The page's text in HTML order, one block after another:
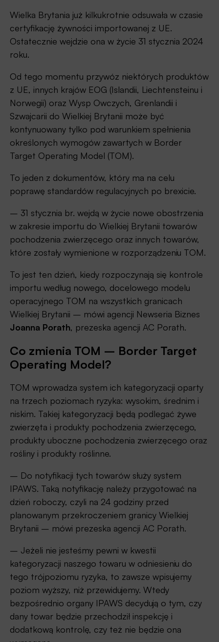
Wielka Brytania już kilkukrotnie odsuwała w czasie
certyfikację żywności importowanej z UE.
Ostatecznie wejdzie ona w życie 31 stycznia 2024
roku.
Od tego momentu przywóz niektórych produktów
z UE, innych krajów EOG (Islandii, Liechtensteinu i
Norwegii) oraz Wysp Owczych, Grenlandii i
Szwajcarii do Wielkiej Brytanii może być
kontynuowany tylko pod warunkiem spełnienia
określonych wymogów zawartych w Border
Target Operating Model (TOM).
To jeden z dokumentów, który ma na celu
poprawę standardów regulacyjnych po brexicie.
– 31 stycznia br. wejdą w życie nowe obostrzenia
w zakresie importu do Wielkiej Brytanii towarów
pochodzenia zwierzęcego oraz innych towarów,
które zostały wymienione w rozporządzeniu TOM.
To jest ten dzień, kiedy rozpoczynają się kontrole
importu według nowego, docelowego modelu
operacyjnego TOM na wszystkich granicach
Wielkiej Brytanii – mówi agencji Newseria Biznes
Joanna Porath, prezeska agencji AC Porath.
Co zmienia TOM – Border Target
Operating Model?
TOM wprowadza system ich kategoryzacji oparty
na trzech poziomach ryzyka: wysokim, średnim i
niskim. Takiej kategoryzacji będą podlegać żywe
zwierzęta i produkty pochodzenia zwierzęcego,
produkty uboczne pochodzenia zwierzęcego oraz
rośliny i produkty roślinne.
– Do notyfikacji tych towarów służy system
IPAWS. Taką notyfikację należy przygotować na
dzień roboczy, czyli na 24 godziny przed
planowanym przekroczeniem granicy Wielkiej
Brytanii – mówi prezeska agencji AC Porath.
– Jeżeli nie jesteśmy pewni w kwestii
kategoryzacji naszego towaru w odniesieniu do
tego trójpoziomu ryzyka, to zawsze wpisujemy
poziom wyższy, niż przewidujemy. Wtedy
bezpośrednio organy IPAWS decydują o tym, czy
dany towar będzie przechodził inspekcję i
dodatkową kontrolę, czy też nie będzie ona